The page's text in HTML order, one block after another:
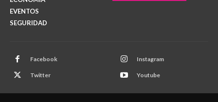
EVENTOS
SEGURIDAD
Facebook Instagram
Twitter Youtube